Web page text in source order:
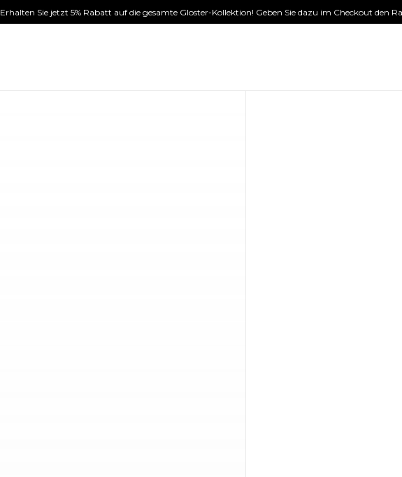
Erhalten Sie jetzt 5% Rabatt auf die gesamte Gloster-Kollektion! Geben Sie dazu im Checkout den